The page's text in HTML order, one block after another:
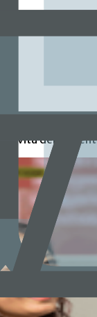
la vita dei